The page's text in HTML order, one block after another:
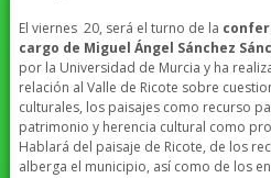
El viernes 20, será el turno de la
cargo de Miguel Ángel Sánchez
por la Universidad de Murcia y ha
relación al Valle de Ricote sobre
culturales, los paisajes como recurso
patrimonio y herencia cultural como
Hablará del paisaje de Ricote, de los
alberga el municipio, así como de los